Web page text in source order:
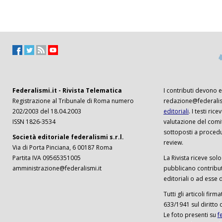
Federalismi.it - Rivista Telematica
Registrazione al Tribunale di Roma numero
202/2003 del 18.04.2003
ISSN 1826-3534
Società editoriale federalismi s.r.l.
Via di Porta Pinciana, 6 00187 Roma
Partita IVA 09565351005
amministrazione@federalismi.it
I contributi devono
editoriali. I testi
valutazione del
sottoposti a
review.
La Rivista riceve
pubblicano
editoriali o ad esse
Tutti gli articoli
633/1941 sul diritto
Le foto presenti su